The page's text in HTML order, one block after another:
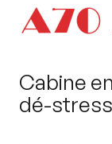
Cabine
dé-